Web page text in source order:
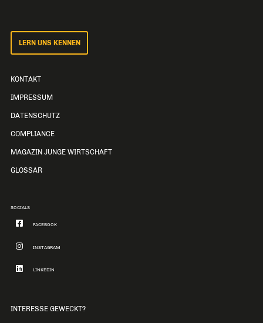
LERN UNS KENNEN
KONTAKT
IMPRESSUM
DATENSCHUTZ
COMPLIANCE
MAGAZIN JUNGE WIRTSCHAFT
GLOSSAR
SOCIALS
FACEBOOK
INSTAGRAM
LINKEDIN
INTERESSE GEWECKT?